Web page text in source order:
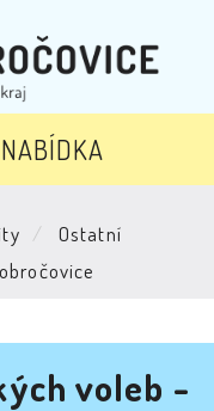
Ostatní
voleb -